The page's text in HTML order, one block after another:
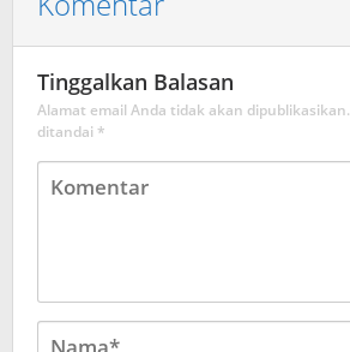
Tinggalkan Balasan
Alamat email Anda tidak akan dipublikasikan.
ditandai *